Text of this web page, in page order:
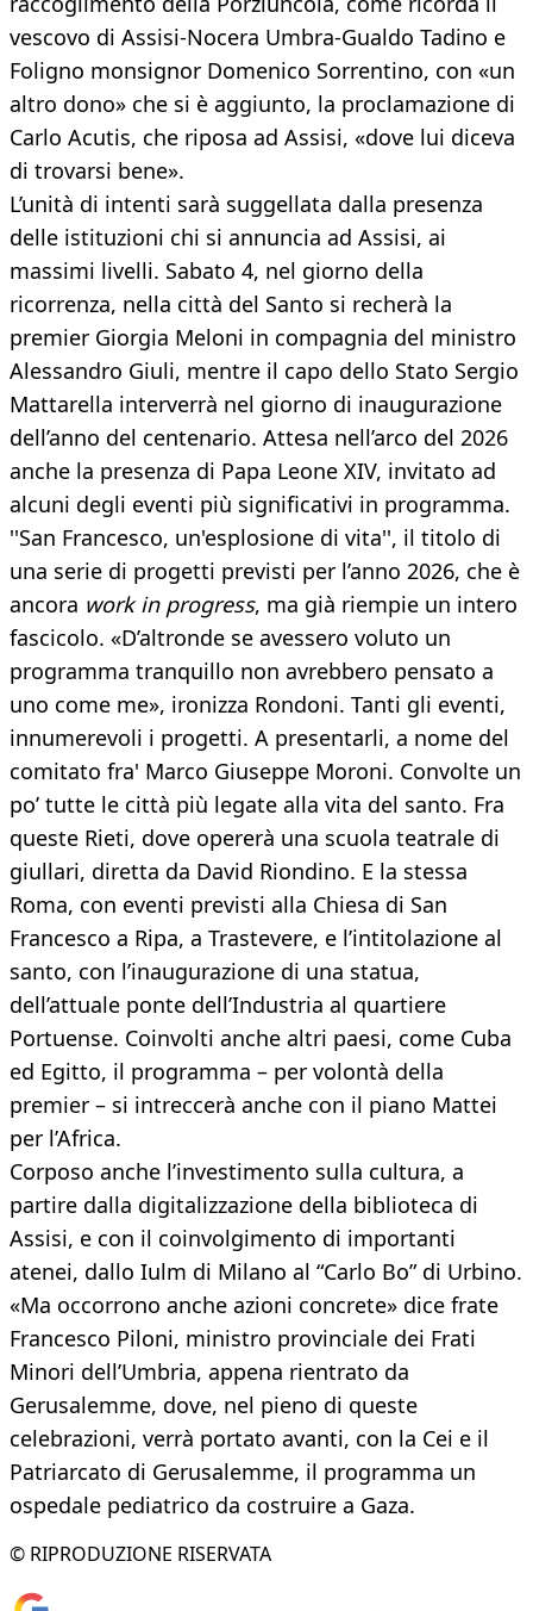
vescovo di Assisi-Nocera Umbra-Gualdo Tadino e
Foligno monsignor Domenico Sorrentino, con «un
altro dono» che si è aggiunto, la proclamazione di
Carlo Acutis, che riposa ad Assisi, «dove lui diceva
di trovarsi bene».
L’unità di intenti sarà suggellata dalla presenza
delle istituzioni chi si annuncia ad Assisi, ai
massimi livelli. Sabato 4, nel giorno della
ricorrenza, nella città del Santo si recherà la
premier Giorgia Meloni in compagnia del ministro
Alessandro Giuli, mentre il capo dello Stato Sergio
Mattarella interverrà nel giorno di inaugurazione
dell’anno del centenario. Attesa nell’arco del 2026
anche la presenza di Papa Leone XIV, invitato ad
alcuni degli eventi più significativi in programma.
''San Francesco, un'esplosione di vita'', il titolo di
una serie di progetti previsti per l’anno 2026, che è
ancora work in progress, ma già riempie un intero
fascicolo. «D’altronde se avessero voluto un
programma tranquillo non avrebbero pensato a
uno come me», ironizza Rondoni. Tanti gli eventi,
innumerevoli i progetti. A presentarli, a nome del
comitato fra' Marco Giuseppe Moroni. Convolte un
po’ tutte le città più legate alla vita del santo. Fra
queste Rieti, dove opererà una scuola teatrale di
giullari, diretta da David Riondino. E la stessa
Roma, con eventi previsti alla Chiesa di San
Francesco a Ripa, a Trastevere, e l’intitolazione al
santo, con l’inaugurazione di una statua,
dell’attuale ponte dell’Industria al quartiere
Portuense. Coinvolti anche altri paesi, come Cuba
ed Egitto, il programma – per volontà della
premier – si intreccerà anche con il piano Mattei
per l’Africa.
Corposo anche l’investimento sulla cultura, a
partire dalla digitalizzazione della biblioteca di
Assisi, e con il coinvolgimento di importanti
atenei, dallo Iulm di Milano al “Carlo Bo” di Urbino.
«Ma occorrono anche azioni concrete» dice frate
Francesco Piloni, ministro provinciale dei Frati
Minori dell’Umbria, appena rientrato da
Gerusalemme, dove, nel pieno di queste
celebrazioni, verrà portato avanti, con la Cei e il
Patriarcato di Gerusalemme, il programma un
ospedale pediatrico da costruire a Gaza.
© RIPRODUZIONE RISERVATA